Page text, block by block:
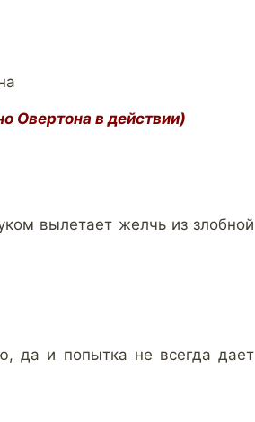
Овертона в действии)
вылетает желчь из злобной
да и попытка не всегда дает